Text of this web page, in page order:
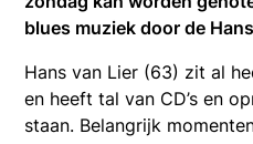
blues muziek door de
Hans van Lier (63) zit al
en heeft tal van CD’s en
staan. Belangrijk